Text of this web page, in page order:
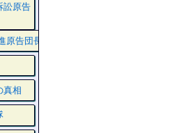
訟原告
告団長
真相